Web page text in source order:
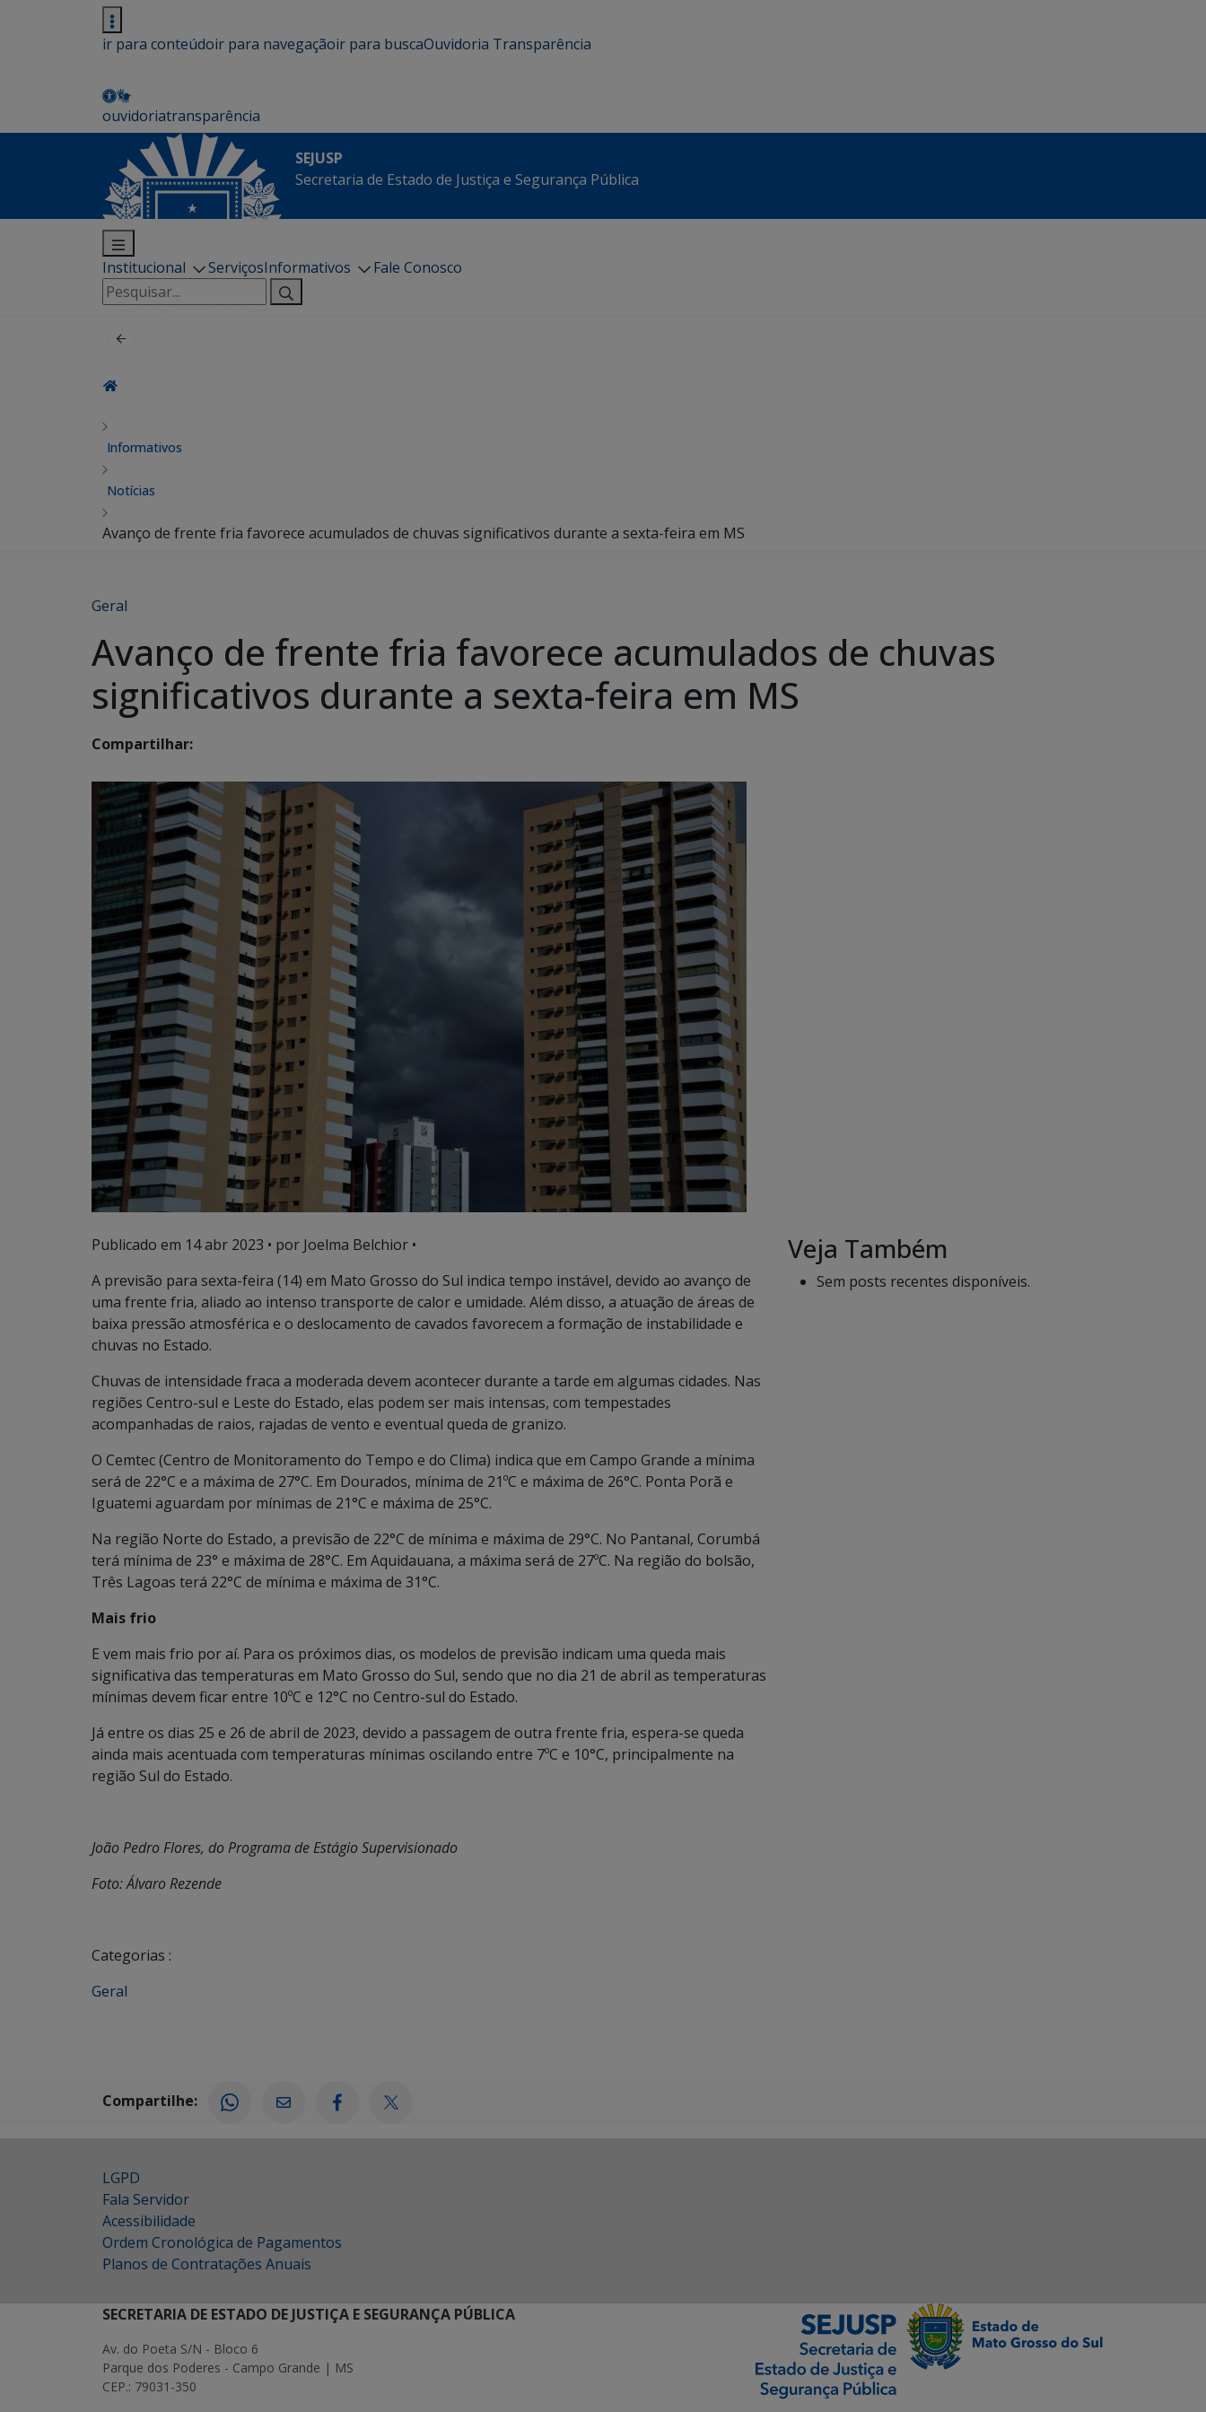
ir para conteúdoir para navegaçãoir para buscaOuvidoria Transparência
ouvidoriatransparência
SEJUSP
Secretaria de Estado de Justiça e Segurança Pública
Institucional ServiçosInformativos
Fale Conosco
Pesquisar
por:
Informativos
Notícias
Avanço de frente fria favorece acumulados de chuvas significativos durante a sexta-feira em MS
Geral
Avanço de frente fria favorece acumulados de chuvas
significativos durante a sexta-feira em MS
Compartilhar:
Publicado em 14 abr 2023 • por Joelma Belchior •
A previsão para sexta-feira (14) em Mato Grosso do Sul indica tempo instável, devido ao avanço de
uma frente fria, aliado ao intenso transporte de calor e umidade. Além disso, a atuação de áreas de
baixa pressão atmosférica e o deslocamento de cavados favorecem a formação de instabilidade e
chuvas no Estado.
Chuvas de intensidade fraca a moderada devem acontecer durante a tarde em algumas cidades. Nas
regiões Centro-sul e Leste do Estado, elas podem ser mais intensas, com tempestades
acompanhadas de raios, rajadas de vento e eventual queda de granizo.
O Cemtec (Centro de Monitoramento do Tempo e do Clima) indica que em Campo Grande a mínima
será de 22°C e a máxima de 27°C. Em Dourados, mínima de 21ºC e máxima de 26°C. Ponta Porã e
Iguatemi aguardam por mínimas de 21°C e máxima de 25°C.
Na região Norte do Estado, a previsão de 22°C de mínima e máxima de 29°C. No Pantanal, Corumbá
terá mínima de 23° e máxima de 28°C. Em Aquidauana, a máxima será de 27ºC. Na região do bolsão,
Três Lagoas terá 22°C de mínima e máxima de 31°C.
Mais frio
E vem mais frio por aí. Para os próximos dias, os modelos de previsão indicam uma queda mais
significativa das temperaturas em Mato Grosso do Sul, sendo que no dia 21 de abril as temperaturas
mínimas devem ficar entre 10ºC e 12°C no Centro-sul do Estado.
Já entre os dias 25 e 26 de abril de 2023, devido a passagem de outra frente fria, espera-se queda
ainda mais acentuada com temperaturas mínimas oscilando entre 7ºC e 10°C, principalmente na
região Sul do Estado.
João Pedro Flores, do Programa de Estágio Supervisionado
Foto: Álvaro Rezende
Categorias :
Geral
Veja Também
Sem posts recentes disponíveis.
Compartilhe:
LGPD
Fala Servidor
Acessibilidade
Ordem Cronológica de Pagamentos
Planos de Contratações Anuais
SECRETARIA DE ESTADO DE JUSTIÇA E SEGURANÇA PÚBLICA
Av. do Poeta S/N - Bloco 6
Parque dos Poderes - Campo Grande | MS
CEP.: 79031-350